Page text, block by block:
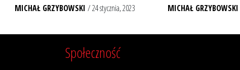
MICHAŁ GRZYBOWSKI / 24 stycznia, 2023 MICHAŁ GRZYBOWSKI
Społeczność